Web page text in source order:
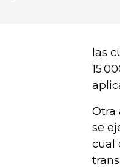
las
Otra
se
cual